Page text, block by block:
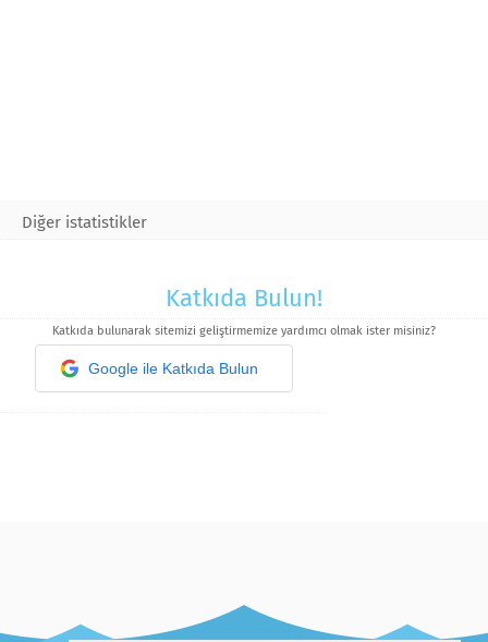
Diğer istatistikler
Katkıda Bulun!
Katkıda bulunarak sitemizi geliştirmemize yardımcı olmak ister misiniz?
Google ile Katkıda Bulun